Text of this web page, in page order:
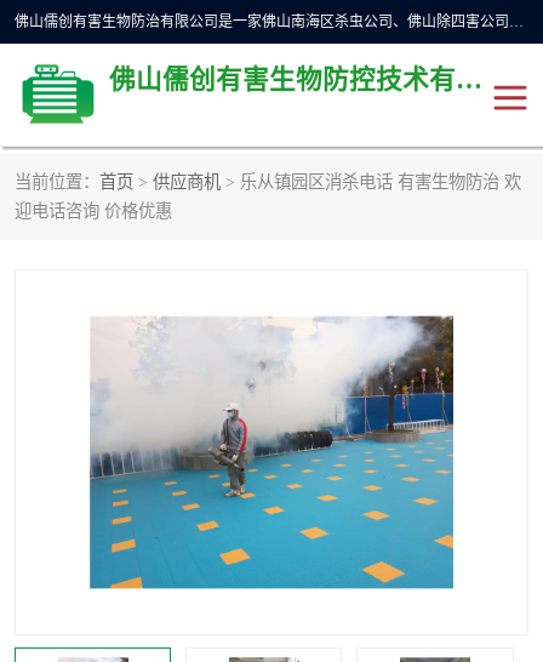
佛山儒创有害生物防治有限公司是一家佛山南海区杀虫公司、佛山除四害公司、佛山灭白蚁公司、佛山白蚁防治公司，让您远离虫害困扰。要问佛山白蚁防治哪家好？佛山儒创有害生物防治有限公司全佛山、广州，正规公司，上门勘查，可靠，售后有保障。
佛山儒创有害生物防控技术有限公司
当前位置： 首页 > 供应商机 > 乐从镇园区消杀电话 有害生物防治 欢
迎电话咨询 价格优惠
除四害公司
佛山灭白蚁公司 佛山杀虫公司
佛山除四害公司 灭鼠
灭蜱虫 消杀
灭跳蚤